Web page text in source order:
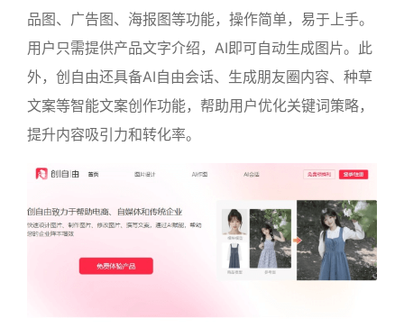
品图、广告图、海报图等功能，操作简单，易于上手。
用户只需提供产品文字介绍，AI即可自动生成图片。此
外，创自由还具备AI自由会话、生成朋友圈内容、种草
文案等智能文案创作功能，帮助用户优化关键词策略，
提升内容吸引力和转化率。